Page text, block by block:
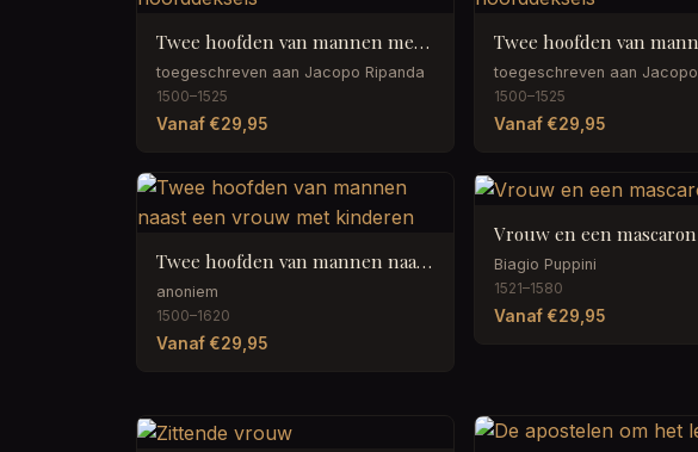
Twee hoofden van mannen met hoofddeksels
toegeschreven aan Jacopo Ripanda
1500–1525
Vanaf €29,95
toegeschreven aan
1500–1525
Vanaf €29,95
Twee hoofden van mannen naast een vrouw met kinderen
anoniem
1500–1620
Vanaf €29,95
Vrouw en een mascaron
Biagio Puppini
1521–1580
Vanaf €29,95